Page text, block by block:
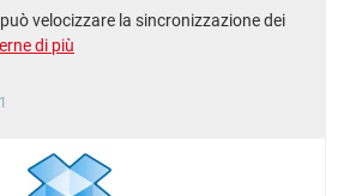
velocizzare la sincronizzazione dei
di più